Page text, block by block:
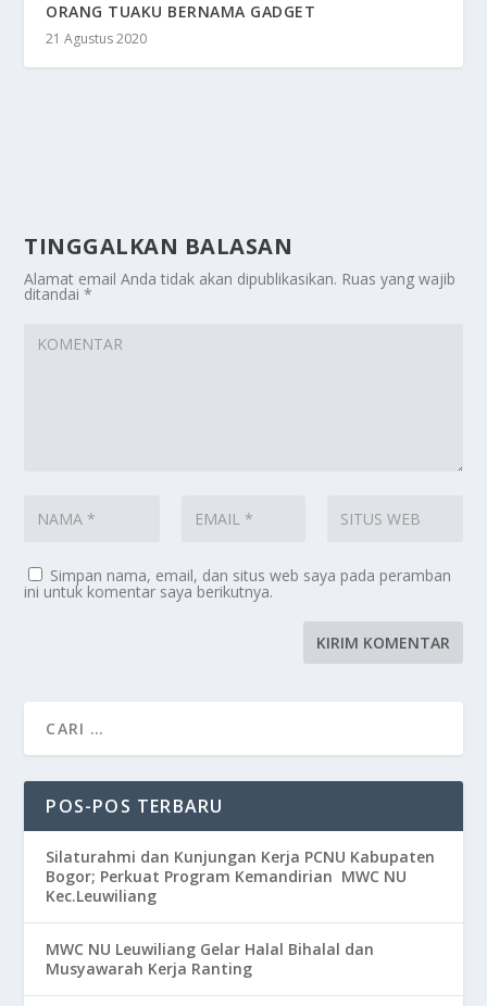
ORANG TUAKU BERNAMA GADGET
21 Agustus 2020
TINGGALKAN BALASAN
Alamat email Anda tidak akan dipublikasikan. Ruas yang wajib
ditandai*
Simpan nama, email, dan situs web saya pada peramban
ini untuk komentar saya berikutnya.
POS-POS TERBARU
Silaturahmi dan Kunjungan Kerja PCNU Kabupaten
Bogor; Perkuat Program Kemandirian MWC NU
Kec.Leuwiliang
MWC NU Leuwiliang Gelar Halal Bihalal dan
Musyawarah Kerja Ranting